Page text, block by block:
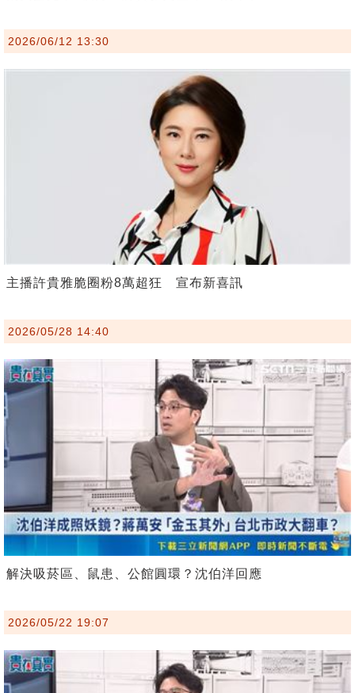
2026/06/12 13:30
主播許貴雅脆圈粉8萬超狂 宣布新喜訊
2026/05/28 14:40
解決吸菸區、鼠患、公館圓環？沈伯洋回應
2026/05/22 19:07